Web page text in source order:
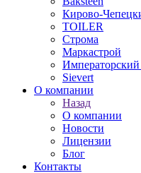
Кирово-
TOILER
Строма
Маркастрой
Sievert
О компании
Назад
О компании
Новости
Лицензии
Блог
Контакты